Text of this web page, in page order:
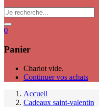
0
Panier
Chariot vide.
Continuer vos achats
Accueil
Cadeaux saint-valentin